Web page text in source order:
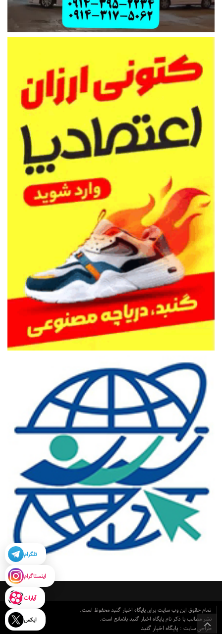
تمام حقوق این وب سایت برای پایگاه اخبار گنبد محفوظ است.
نشر مطالب با ذکر نام پایگاه اخبار گنبد بلامانع است.
طراحی سایت : پایگاه اخبار گنبد
تلگرام
اینستاگرام
آپارات
ایکس